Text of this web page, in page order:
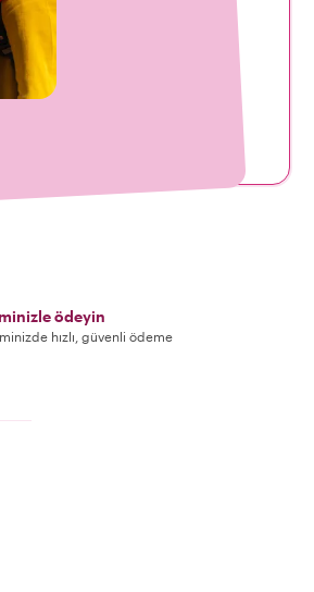
ödeyin
hızlı, güvenli ödeme